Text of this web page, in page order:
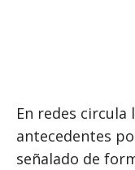
En redes
antecedentes
señalado de